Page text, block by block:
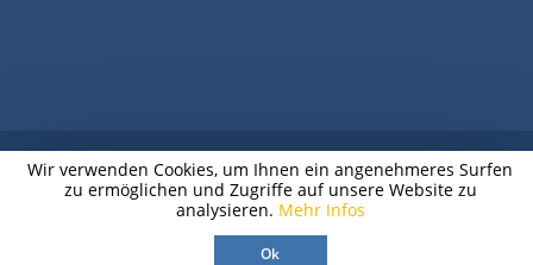
© 2026 EV.-LUTH. JUGENDPFARRAMT
CHEMNITZ
Wir verwenden Cookies, um Ihnen ein angenehmeres Surfen
zu ermöglichen und Zugriffe auf unsere Website zu
analysieren. Mehr Infos
Ok